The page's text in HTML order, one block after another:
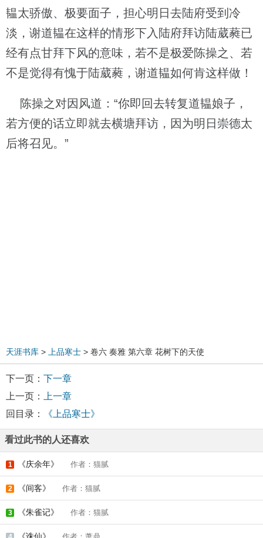
韫太骄傲、极要面子，担心明日去陆府受到冷
淡，谢道韫在这样的情形下入陆府拜访陆葳蕤已
经有点甘拜下风的意味，若不是极爱陈操之、若
不是觉得有愧于陆葳蕤，谢道韫如何肯这样做！
陈操之对因风道：“你即回去转复道韫娘子，
若方便的话立即就去横塘拜访，因为明日崇德太
后将召见。”
天涯书库 > 上品寒士 > 卷六 奏雅 第六章 花树下的天使
下一页： 下一章
上一页：
上一章
回目录：
《上品寒士》
看过此书的人还喜欢
1 《庆余年》 作者：猫腻
2 《间客》 作者：猫腻
3 《朱雀记》 作者：猫腻